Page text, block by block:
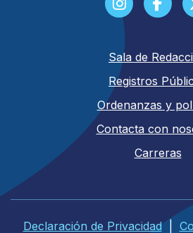
Sala de
Registros
Ordenanzas y
Contacta con
Carreras
Declaración de Privacidad |